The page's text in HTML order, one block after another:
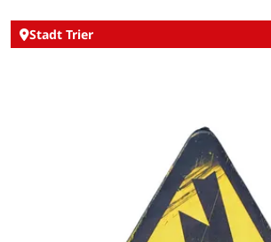
Stadt Trier